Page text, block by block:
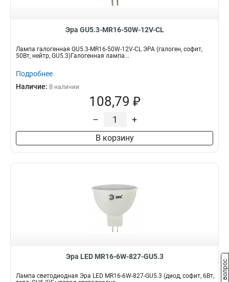
Эра GU5.3-MR16-50W-12V-CL
Лампа галогенная GU5.3-MR16-50W-12V-CL ЭРА (галоген, софит,
50Вт, нейтр, GU5.3)Галогенная лампа...
Подробнее
Наличие: В наличии
108,79 ₽
– +
В корзину
Эра LED MR16-6W-827-GU5.3
Лампа светодиодная Эра LED MR16-6W-827-GU5.3 (диод, софит, 6Вт,